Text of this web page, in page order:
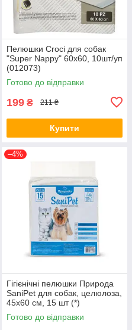
Пелюшки Croci для собак
"Super Nappy" 60х60, 10шт/уп
(012073)
Готово до відправки
199 ₴ 211 ₴
Купити
–4%
Гігієнічні пелюшки Природа
SaniPet для собак, целюлоза,
45х60 см, 15 шт (*)
Готово до відправки